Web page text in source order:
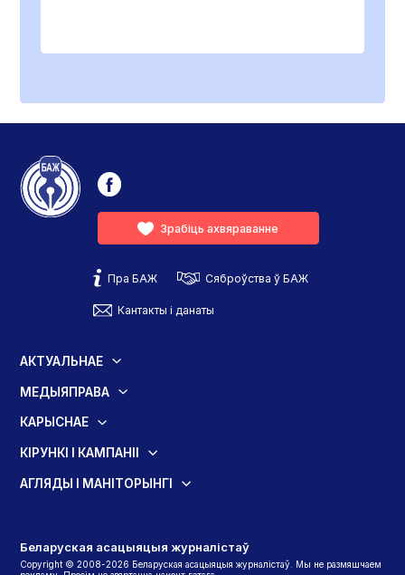
Зрабіць ахвяраванне
Пра БАЖ Сяброўства ў БАЖ
Кантакты і данаты
АКТУАЛЬНАЕ
МЕДЫЯПРАВА
КАРЫСНАЕ
КІРУНКІ І КАМПАНІІ
АГЛЯДЫ І МАНІТОРЫНГІ
Беларуская асацыяцыя журналістаў
Copyright © 2008-2026 Беларуская асацыяцыя журналістаў. Мы не размяшчаем